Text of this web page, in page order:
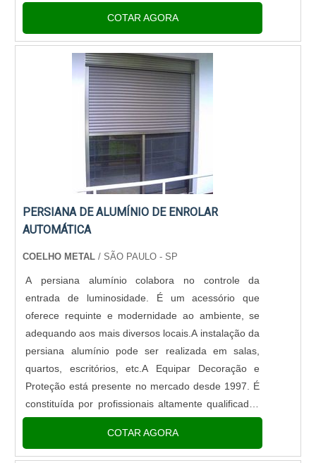
chuva.IMPORTÂNCIA DO PERFIL DE ALUMÍNIONo
entanto, a lona não consegue pro...
COTAR AGORA
PERSIANA DE ALUMÍNIO DE ENROLAR
AUTOMÁTICA
COELHO METAL/ SÃO PAULO - SP
A persiana alumínio colabora no controle da
entrada de luminosidade. É um acessório que
oferece requinte e modernidade ao ambiente, se
adequando aos mais diversos locais.A instalação da
persiana alumínio pode ser realizada em salas,
quartos, escritórios, etc.A Equipar Decoração e
Proteção está presente no mercado desde 1997. É
constituída por profissionais altamente qualificados
que se dedicam para oferecer soluções de alto nível
COTAR AGORA